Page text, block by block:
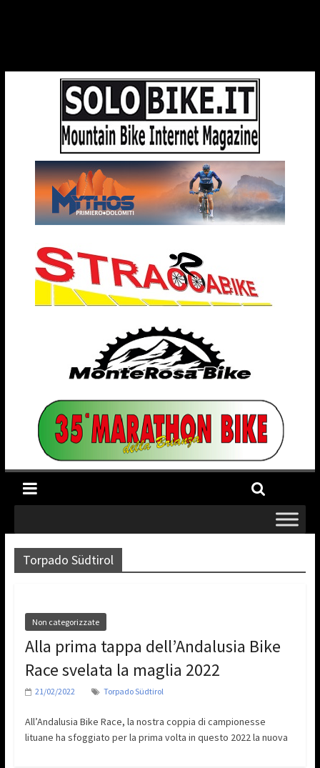
Torpado Südtirol
Non categorizzate
Alla prima tappa dell’Andalusia Bike
Race svelata la maglia 2022
21/02/2022 Torpado Südtirol
All’Andalusia Bike Race, la nostra coppia di campionesse
lituane ha sfoggiato per la prima volta in questo 2022 la nuova